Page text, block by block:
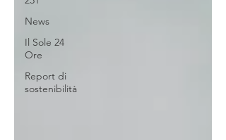
News
Il Sole 24
Ore
Report di
sostenibilità